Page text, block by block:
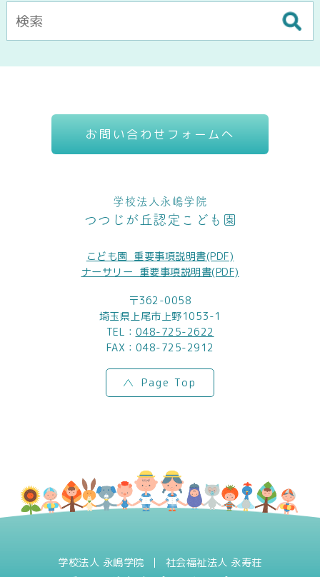
お問い合わせフォームへ
学校法人永嶋学院
つつじが丘認定こども園
こども園_重要事項説明書(PDF)
ナーサリー_重要事項説明書(PDF)
〒362-0058
埼玉県上尾市上野1053-1
TEL： 048-725-2622
FAX：048-725-2912
Page Top
学校法人 永嶋学院
社会福祉法人 永寿荘